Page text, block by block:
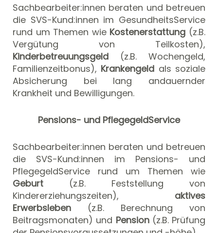
Sachbearbeiter:innen beraten und betreuen
die SVS-Kund:innen im GesundheitsService
rund um Themen wie Kostenerstattung (z.B.
Vergütung von Teilkosten),
Kinderbetreuungsgeld (z.B. Wochengeld,
Familienzeitbonus), Krankengeld als soziale
Absicherung bei lang andauernder
Krankheit und Bewilligungen.
Pensions- und PflegegeldService
Sachbearbeiter:innen beraten und betreuen
die SVS-Kund:innen im Pensions- und
PflegegeldService rund um Themen wie
Geburt (z.B. Feststellung von
Kindererziehungszeiten), aktives
Erwerbsleben (z.B. Berechnung von
Beitragsmonaten) und Pension (z.B. Prüfung